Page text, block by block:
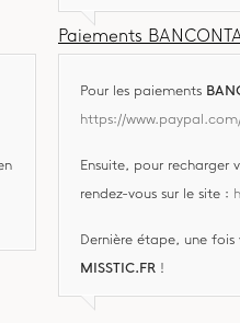
Paiements
Pour les paiements
https://
Ensuite, pour recharger
rendez-vous sur le site :
Dernière étape, une
MISSTIC.FR !